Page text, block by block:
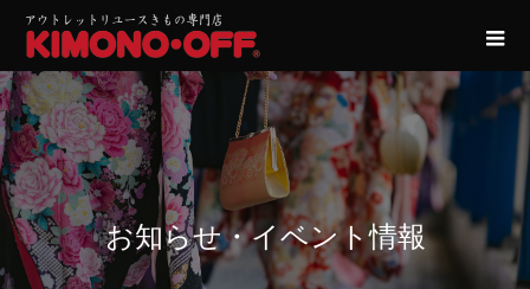
お知らせ・イベント情報